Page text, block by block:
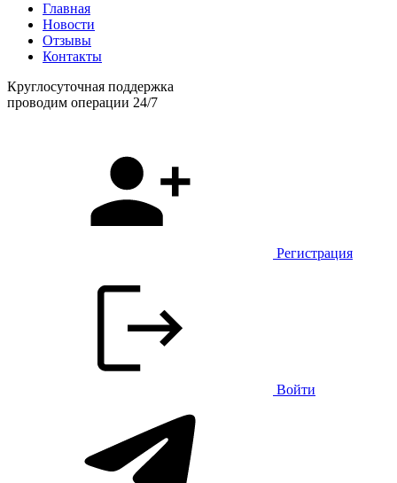
Главная
Новости
Отзывы
Контакты
Круглосуточная поддержка
проводим операции 24/7
Регистрация
Войти